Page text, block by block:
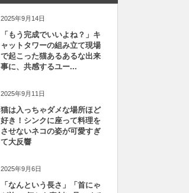
2025年9月14日
「もう完成でいいよね？」キ
ャットタワーの組み立て現場
で起こった猫あるあるな出来
事に、共感するユー...
2025年9月11日
猫は入っちゃダメな場所ほど
好き！シンクに座って料理を
させないネコの姿が可愛すぎ
て大反響
2025年9月6日
「なんという長さ」「首にゃ